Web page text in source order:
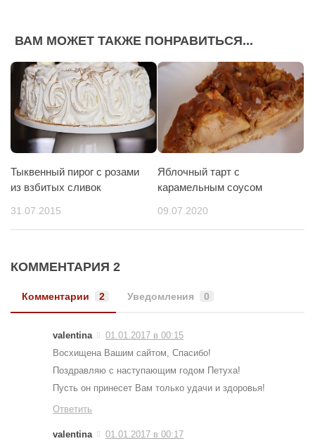
ВАМ МОЖЕТ ТАКЖЕ ПОНРАВИТЬСЯ...
Тыквенный пирог с розами
из взбитых сливок
31.07.2015
Яблочный тарт с
карамельным соусом
09.07.2020
КОММЕНТАРИЯ 2
Комментарии 2 Уведомления 0
valentina
01.01.2017 в 00:15
Восхищена Вашим сайтом, Спасибо!
Поздравляю с наступающим годом Петуха!
Пусть он принесет Вам только удачи и здоровья!
Ответить
valentina
01.01.2017 в 00:17